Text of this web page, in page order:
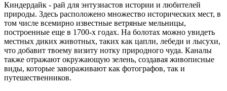
Киндердайк - рай для энтузиастов истории и любителей
природы. Здесь расположено множество исторических мест, в
том числе всемирно известные ветряные мельницы,
построенные еще в 1700-х годах. На болотах можно увидеть
местных диких животных, таких как цапли, лебеди и лысухи,
что добавит твоему визиту нотку природного чуда. Каналы
также отражают окружающую зелень, создавая живописные
виды, которые завораживают как фотографов, так и
путешественников.